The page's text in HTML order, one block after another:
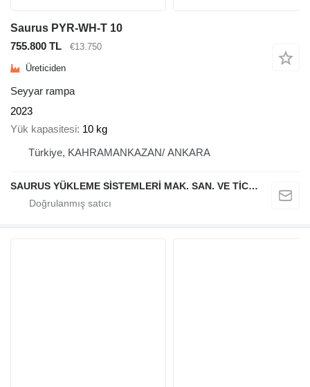
Saurus PYR-WH-T 10
755.800 TL
€13.750
Üreticiden
Seyyar rampa
2023
Yük kapasitesi 10 kg
Türkiye, KAHRAMANKAZAN/ ANKARA
SAURUS YÜKLEME SİSTEMLERİ MAK. SAN. VE TİC. LTD. ŞTİ.